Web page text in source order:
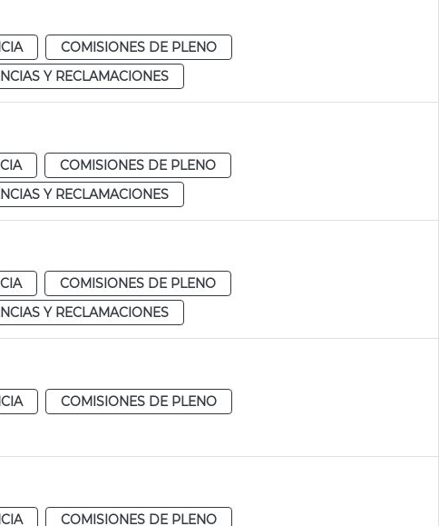
COMISIONES DE PLENO
Y RECLAMACIONES
COMISIONES DE PLENO
Y RECLAMACIONES
COMISIONES DE PLENO
Y RECLAMACIONES
COMISIONES DE PLENO
COMISIONES DE PLENO